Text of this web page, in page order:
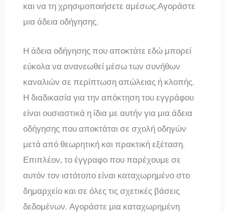
και να τη χρησιμοποιήσετε αμέσως.Αγοράστε
μια άδεια οδήγησης.
Η άδεια οδήγησης που αποκτάτε εδώ μπορεί
εύκολα να ανανεωθεί μέσω των συνήθων
καναλιών σε περίπτωση απώλειας ή κλοπής.
Η διαδικασία για την απόκτηση του εγγράφου
είναι ουσιαστικά η ίδια με αυτήν για μια άδεια
οδήγησης που αποκτάται σε σχολή οδηγών
μετά από θεωρητική και πρακτική εξέταση.
Επιπλέον, το έγγραφο που παρέχουμε σε
αυτόν τον ιστότοπο είναι καταχωρημένο στο
δημαρχείο και σε όλες τις σχετικές βάσεις
δεδομένων. Αγοράστε μια καταχωρημένη